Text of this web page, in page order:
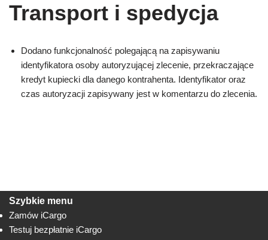
Transport i spedycja
Dodano funkcjonalność polegającą na zapisywaniu
identyfikatora osoby autoryzującej zlecenie, przekraczające
kredyt kupiecki dla danego kontrahenta. Identyfikator oraz
czas autoryzacji zapisywany jest w komentarzu do zlecenia.
Szybkie menu
Zamów iCargo
Testuj bezpłatnie iCargo